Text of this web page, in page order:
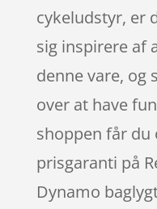
cykeludstyr, er
sig inspirere af
denne vare, og
over at have
shoppen får du
prisgaranti på
Dynamo